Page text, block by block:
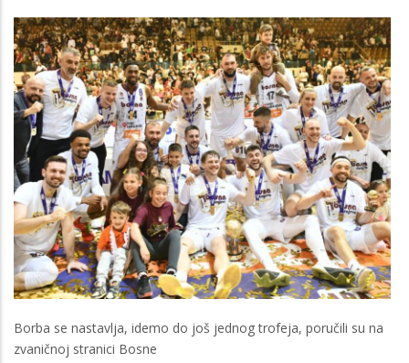
Borba se nastavlja, idemo do još jednog trofeja, poručili su na
zvaničnoj stranici Bosne